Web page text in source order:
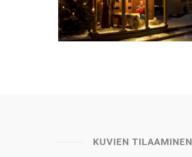
KUVIEN TILAAMINEN